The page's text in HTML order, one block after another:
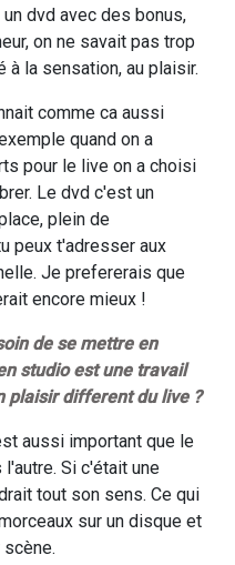
dvd avec des bonus,
on ne savait pas trop
à la sensation, au plaisir.
comme ca aussi
quand on a
pour le live on a choisi
Le dvd c'est un
plein de
peux t'adresser aux
Je prefererais que
encore mieux !
de se mettre en
studio est une travail
plaisir different du live ?
aussi important que le
Si c'était une
tout son sens. Ce qui
sur un disque et